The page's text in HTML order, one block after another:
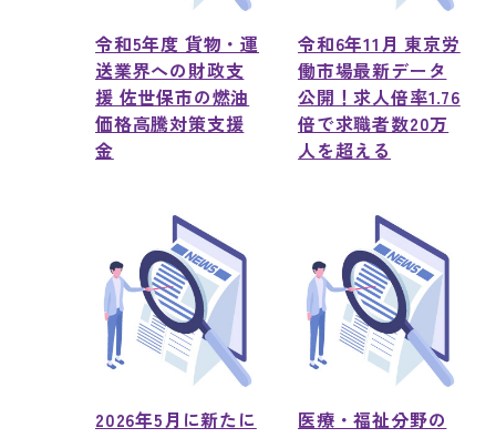
令和5年度 貨物・運
送業界への財政支
援 佐世保市の燃油
価格高騰対策支援
金
令和6年11月 東京労
働市場最新データ
公開！求人倍率1.76
倍で求職者数20万
人を超える
2026年5月に新たに
医療・福祉分野の